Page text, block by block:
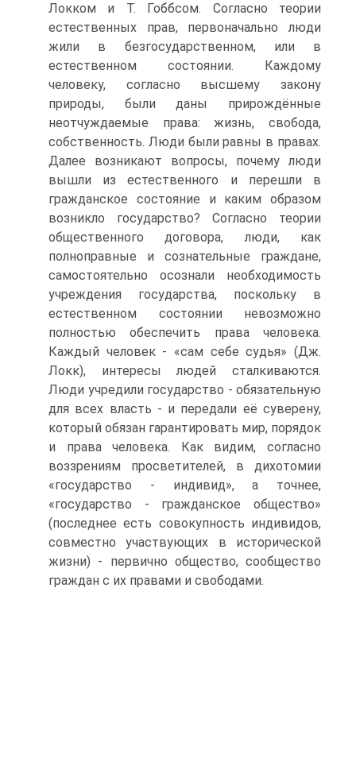
Локком и Т. Гоббсом. Согласно теории
естественных прав, пер­воначально люди
жили в безгосударственном, или в
естественном состоянии. Ка­ждому
человеку, согласно высшему закону
природы, были даны прирождённые
неотчуждаемые права: жизнь, свобода,
собственность. Люди были равны в пра­вах.
Далее возникают вопросы, почему люди
вышли из естественного и перешли в
гражданское состояние и каким образом
возникло государство? Согласно тео­рии
общественного договора, люди, как
полноправные и сознательные гражда­не,
самостоятельно осознали необходимость
учреждения государства, поскольку в
естественном состоянии невозможно
полностью обеспечить права человека.
Каждый человек - «сам себе судья» (Дж.
Локк), интересы людей сталкиваются.
Люди учредили государство - обязательную
для всех власть - и передали её су­верену,
который обязан гарантировать мир, порядок
и права человека. Как ви­дим, согласно
воззрениям просветителей, в дихотомии
«государство - индивид», а точнее,
«государство - гражданское общество»
(последнее есть совокупность ин­дивидов,
совместно участвующих в исторической
жизни) - первично общество, сообщество
граждан с их правами и свободами.